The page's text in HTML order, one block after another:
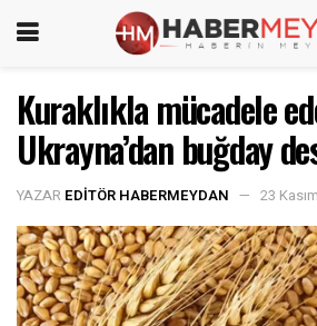
Kuraklıkla mücadele
Ukrayna’dan buğday
YAZAR EDITÖR HABERMEYDAN 23